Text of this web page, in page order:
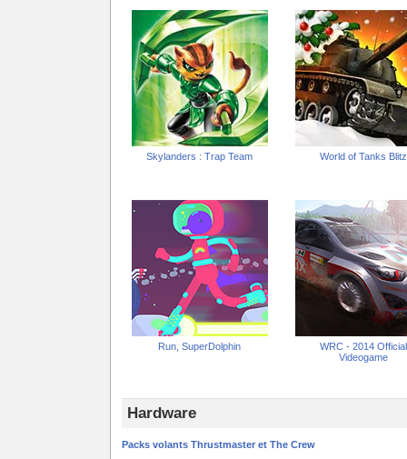
Skylanders : Trap Team World of Tanks Blitz
Run, SuperDolphin
WRC - 2014 Official
Videogame
Hardware
Packs volants Thrustmaster et The Crew